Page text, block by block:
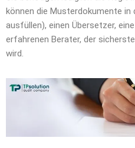
können die Musterdokumente in
ausfüllen), einen Übersetzer,
erfahrenen Berater, der
wird.